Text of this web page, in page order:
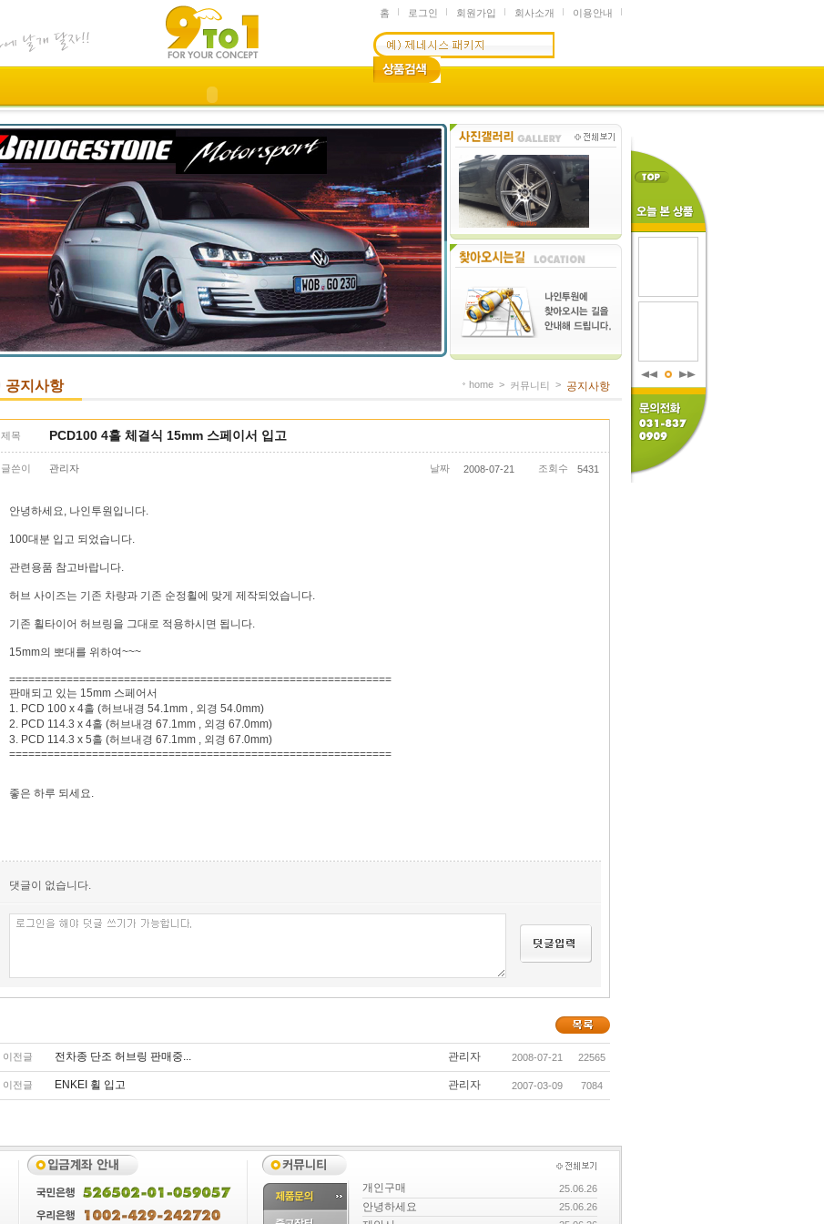
홈 로그인 회원가입 회사소개 이용안내
공지사항 home > 커뮤니티 > 공지사항
제목 PCD100 4홀 체결식 15mm 스페이서 입고
글쓴이 관리자 날짜 2008-07-21 조회수 5431
안녕하세요, 나인투원입니다.
100대분 입고 되었습니다.
관련용품 참고바랍니다.
허브 사이즈는 기존 차량과 기존 순정휠에 맞게 제작되었습니다.
기존 휠타이어 허브링을 그대로 적용하시면 됩니다.
15mm의 뽀대를 위하여~~~
============================================================
판매되고 있는 15mm 스페어서
1. PCD 100 x 4홀 (허브내경 54.1mm , 외경 54.0mm)
2. PCD 114.3 x 4홀 (허브내경 67.1mm , 외경 67.0mm)
3. PCD 114.3 x 5홀 (허브내경 67.1mm , 외경 67.0mm)
============================================================
좋은 하루 되세요.
댓글이 없습니다.
이전글 전차종 단조 허브링 판매중... 관리자 2008-07-21 22565
이전글 ENKEI 휠 입고 관리자 2007-03-09 7084
개인구매 25.06.26
안녕하세요 25.06.26